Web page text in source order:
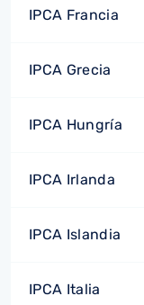
IPCA Francia
IPCA Grecia
IPCA Hungría
IPCA Irlanda
IPCA Islandia
IPCA Italia